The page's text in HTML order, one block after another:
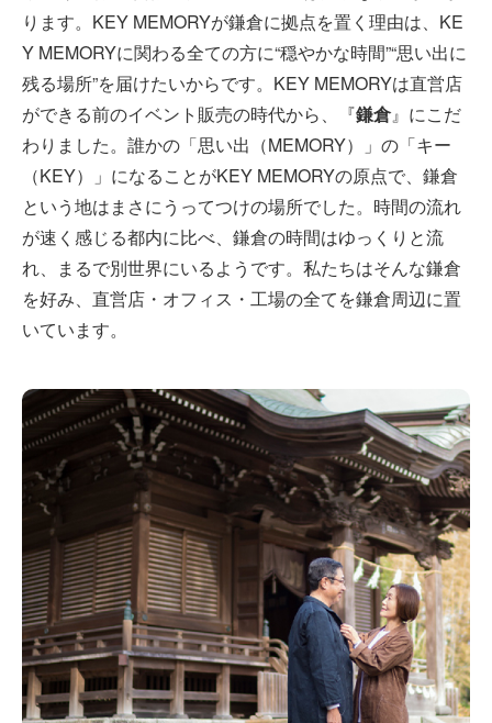
ります。KEY MEMORYが鎌倉に拠点を置く理由は、KE
Y MEMORYに関わる全ての方に“穏やかな時間”“思い出に
残る場所”を届けたいからです。KEY MEMORYは直営店
ができる前のイベント販売の時代から、『鎌倉』にこだ
わりました。誰かの「思い出（MEMORY）」の「キー
（KEY）」になることがKEY MEMORYの原点で、鎌倉
という地はまさにうってつけの場所でした。時間の流れ
が速く感じる都内に比べ、鎌倉の時間はゆっくりと流
れ、まるで別世界にいるようです。私たちはそんな鎌倉
を好み、直営店・オフィス・工場の全てを鎌倉周辺に置
いています。